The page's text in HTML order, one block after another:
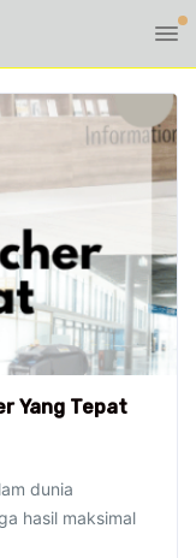
Yang Tepat
dunia
hasil maksimal